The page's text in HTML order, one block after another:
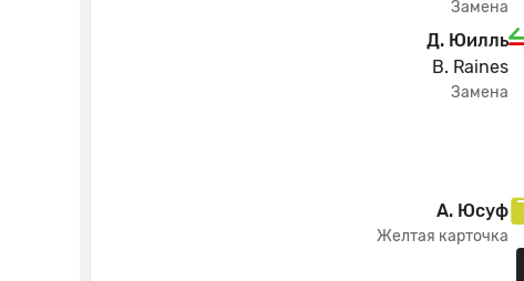
Замена
Д. Юилль
B. Raines
Замена
А. Юсуф
Желтая карточка